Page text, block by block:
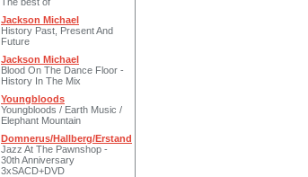
Jackson Michael
History Past, Present And
Future
Jackson Michael
Blood On The Dance Floor -
History In The Mix
Youngbloods
Youngbloods / Earth Music /
Elephant Mountain
Domnerus/Hallberg/Erstand
Jazz At The Pawnshop -
30th Anniversary
3xSACD+DVD